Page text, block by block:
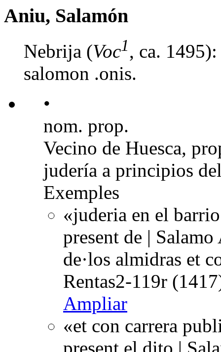
Aniu, Salamón
Nebrija (Voc1, ca.
salomon .onis.
•
nom. prop.
Vecino de Huesca,
judería a principios
Exemples
«juderia en el
present de |
de·los almidras et
Rentas2-119r
Ampliar
«et con carrera
present el dito |